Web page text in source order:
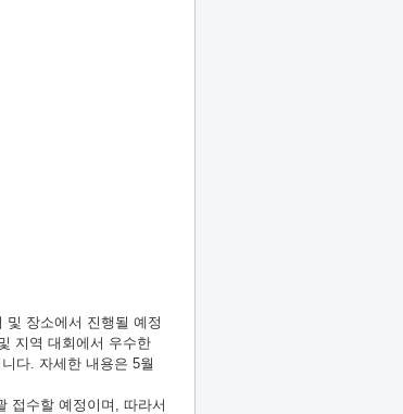
및 장소에서 진행될 예정
지역 대회에서 우수한
다. 자세한 내용은 5월
접수할 예정이며, 따라서